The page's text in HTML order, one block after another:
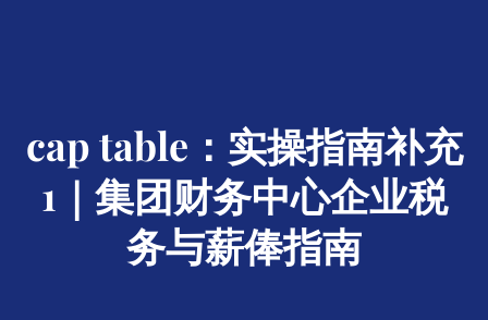
cap table：实操指南补充
1｜集团财务中心企业税
务与薪俸指南